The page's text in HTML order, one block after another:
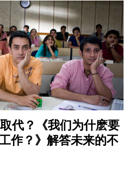
代？《我们为什麽要
作？》解答未来的不